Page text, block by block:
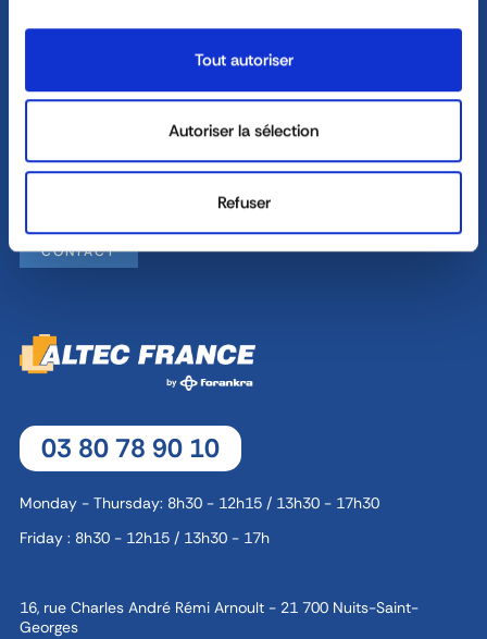
Tout autoriser
Autoriser la sélection
Refuser
04 72 45 01 20
Monday - Thursday : 8h30 - 12h30 / 13h30 - 18h
Friday : 8h30 - 12h30 / 13h30 - 17h
8, rue Jacques de Vaucanson - 69 780 Mions
CONTACT
03 80 78 90 10
Monday - Thursday: 8h30 - 12h15 / 13h30 - 17h30
Friday : 8h30 - 12h15 / 13h30 - 17h
16, rue Charles André Rémi Arnoult - 21 700 Nuits-Saint-
Georges